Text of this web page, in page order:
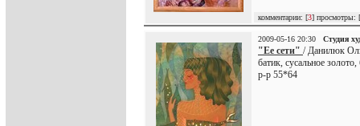
комментарии: [3] просмотры: [
2009-05-16 20:30 Студия
"Ее сети" / Данилюк
батик, сусальное золото,
р-р 55*64